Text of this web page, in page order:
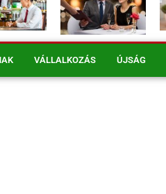
VÁLLALKOZÁS ÚJSÁG